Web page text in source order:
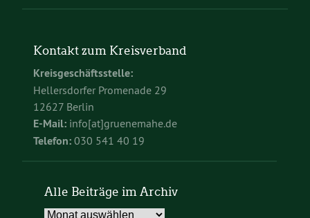
Kontakt zum Kreisverband
Kreisgeschäftsstelle:
Hellersdorfer Promenade 29
12627 Berlin
E-Mail: info[at]gruenemahe.de
Telefon: 030 541 40 19
Alle Beiträge im Archiv
Alle